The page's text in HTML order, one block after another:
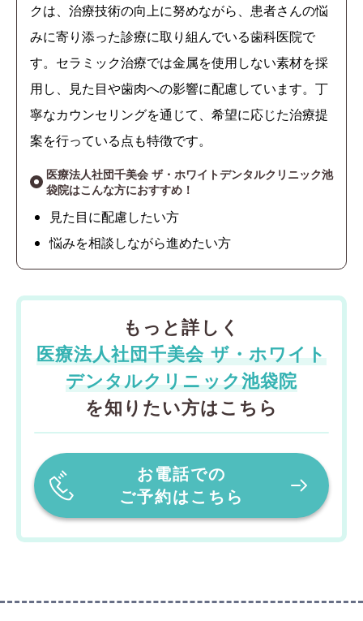
クは、治療技術の向上に努めながら、患者さんの悩
みに寄り添った診療に取り組んでいる歯科医院で
す。セラミック治療では金属を使用しない素材を採
用し、見た目や歯肉への影響に配慮しています。丁
寧なカウンセリングを通じて、希望に応じた治療提
案を行っている点も特徴です。
医療法人社団千美会 ザ・ホワイトデンタルクリニック池
袋院はこんな方におすすめ！
見た目に配慮したい方
悩みを相談しながら進めたい方
もっと詳しく
医療法人社団千美会 ザ・ホワイト
デンタルクリニック池袋院
を知りたい方はこちら
お電話での
ご予約はこちら